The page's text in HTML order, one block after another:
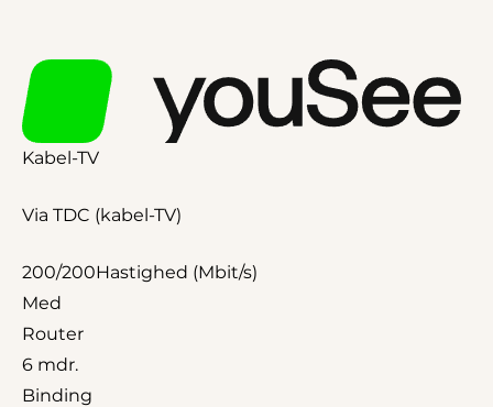
Kabel-TV
Via TDC (kabel-TV)
200/200Hastighed (Mbit/s)
Med
Router
6 mdr.
Binding